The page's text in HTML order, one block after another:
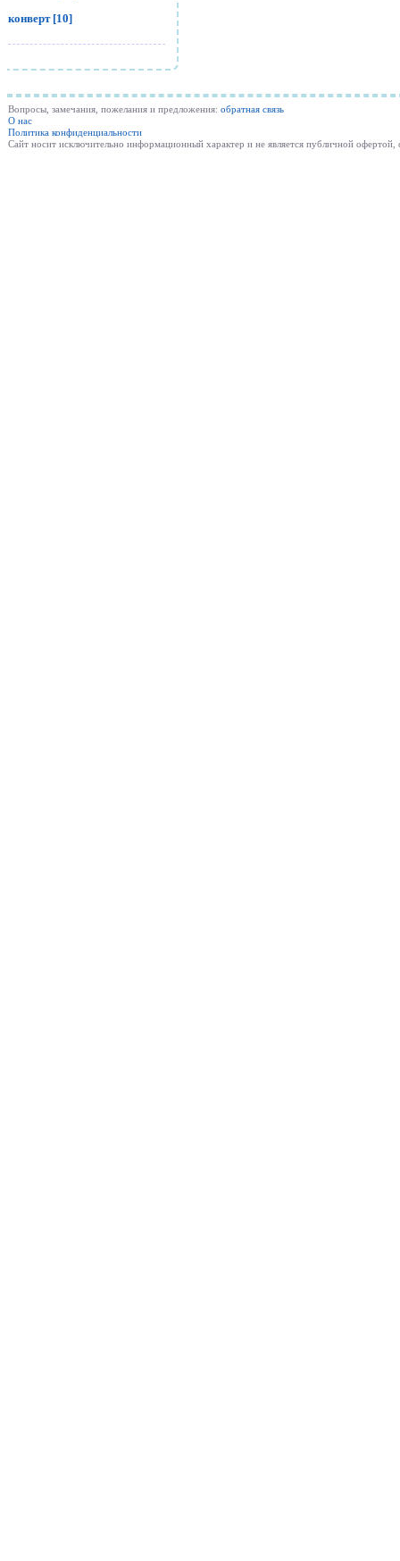
конверт [10]
Вопросы, замечания, пожелания и предложения: обратная связь
О нас
Политика конфиденциальности
Cайт носит исключительно информационный характер и не является публичной